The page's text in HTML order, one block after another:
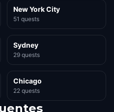
New York City
51 quests
Sydney
29 quests
Chicago
22 quests